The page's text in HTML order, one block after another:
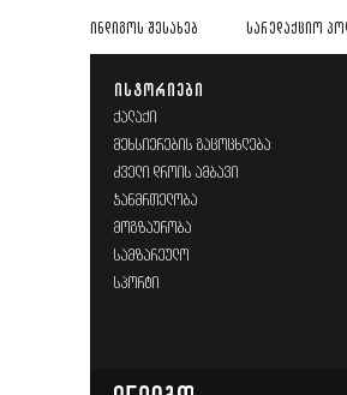
ᲘᲜᲓᲘᲒᲝᲡ ᲨᲔᲡᲐᲮᲔᲑ ᲡᲐᲠᲔᲓᲐᲥᲪᲘᲝ
ᲘᲡᲢᲝᲠᲘᲔᲑᲘ
ᲥᲐᲚᲐᲥᲘ
ᲛᲔᲮᲡᲘᲔᲠᲔᲑᲘᲡ ᲒᲐᲪᲝᲪᲮᲚᲔᲑᲐ
ᲫᲕᲔᲚᲘ ᲓᲠᲝᲘᲡ ᲐᲛᲑᲐᲕᲘ
ᲯᲐᲜᲛᲠᲗᲔᲚᲝᲑᲐ
ᲛᲝᲒᲖᲐᲣᲠᲝᲑᲐ
ᲡᲐᲛᲖᲐᲠᲔᲣᲚᲝ
ᲡᲞᲝᲠᲢᲘ